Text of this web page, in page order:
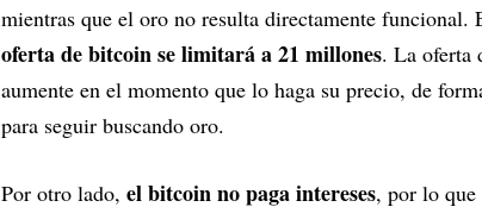
mientras que el oro no resulta directamente funcional.
oferta de bitcoin se limitará a 21 millones. La oferta
aumente en el momento que lo haga su precio, de
para seguir buscando oro.
Por otro lado, el bitcoin no paga intereses, por lo que